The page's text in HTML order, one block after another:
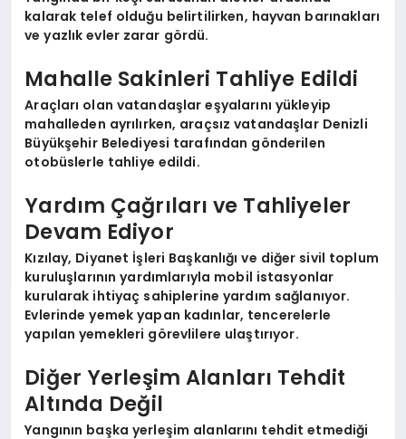
kalarak telef olduğu belirtilirken, hayvan barınakları
ve yazlık evler zarar gördü.
Mahalle Sakinleri Tahliye Edildi
Araçları olan vatandaşlar eşyalarını yükleyip
mahalleden ayrılırken, araçsız vatandaşlar Denizli
Büyükşehir Belediyesi tarafından gönderilen
otobüslerle tahliye edildi.
Yardım Çağrıları ve Tahliyeler
Devam Ediyor
Kızılay, Diyanet İşleri Başkanlığı ve diğer sivil toplum
kuruluşlarının yardımlarıyla mobil istasyonlar
kurularak ihtiyaç sahiplerine yardım sağlanıyor.
Evlerinde yemek yapan kadınlar, tencerelerle
yapılan yemekleri görevlilere ulaştırıyor.
Diğer Yerleşim Alanları Tehdit
Altında Değil
Yangının başka yerleşim alanlarını tehdit etmediği